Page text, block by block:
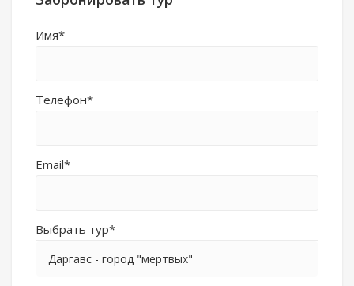
Имя*
Телефон*
Email*
Выбрать тур*
Даргавс - город "мертвых"